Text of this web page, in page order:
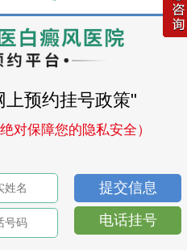
预约挂号政策"
对保障您的隐私安全）
电话挂号